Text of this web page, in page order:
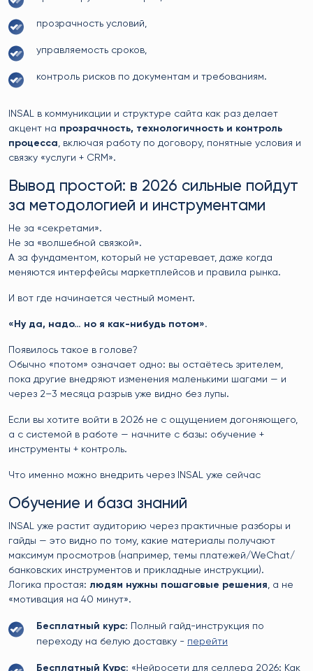
прозрачность условий,
управляемость сроков,
контроль рисков по документам и требованиям.
INSAL в коммуникации и структуре сайта как раз делает
акцент на прозрачность, технологичность и контроль
процесса, включая работу по договору, понятные условия и
связку «услуги + CRM».
Вывод простой: в 2026 сильные пойдут
за методологией и инструментами
Не за «секретами».
Не за «волшебной связкой».
А за фундаментом, который не устаревает, даже когда
меняются интерфейсы маркетплейсов и правила рынка.
И вот где начинается честный момент.
«Ну да, надо… но я как-нибудь потом».
Появилось такое в голове?
Обычно «потом» означает одно: вы остаётесь зрителем,
пока другие внедряют изменения маленькими шагами — и
через 2–3 месяца разрыв уже видно без лупы.
Если вы хотите войти в 2026 не с ощущением догоняющего,
а с системой в работе — начните с базы: обучение +
инструменты + контроль.
Что именно можно внедрить через INSAL уже сейчас
Обучение и база знаний
INSAL уже растит аудиторию через практичные разборы и
гайды — это видно по тому, какие материалы получают
максимум просмотров (например, темы платежей/WeChat/
банковских инструментов и прикладные инструкции).
Логика простая: людям нужны пошаговые решения, а не
«мотивация на 40 минут».
Бесплатный курс: Полный гайд-инструкция по
переходу на белую доставку - перейти
Бесплатный Курс: «Нейросети для селлера 2026: Как